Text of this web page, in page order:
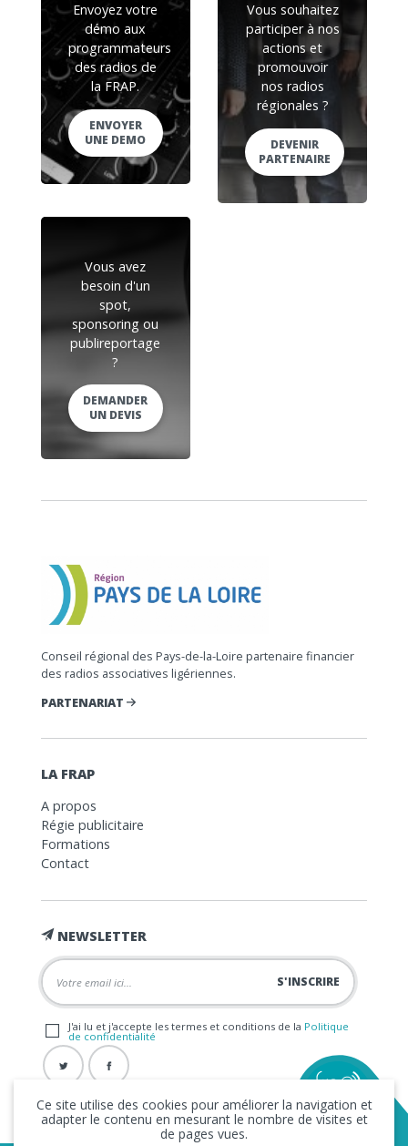
Envoyez votre
démo aux
programmateurs
des radios de
la FRAP.
ENVOYER
UNE DEMO
Vous souhaitez
participer à nos
actions et
promouvoir
nos radios
régionales ?
DEVENIR
PARTENAIRE
Vous avez
besoin d'un
spot,
sponsoring ou
publireportage
?
DEMANDER
UN DEVIS
Conseil régional des Pays-de-la-Loire partenaire financier
des radios associatives ligériennes.
PARTENARIAT
LA FRAP
A propos
Régie publicitaire
Formations
Contact
NEWSLETTER
J'ai lu et j'accepte les termes et conditions de la Politique
de confidentialité
Ce site utilise des cookies pour améliorer la navigation et
adapter le contenu en mesurant le nombre de visites et
de pages vues.